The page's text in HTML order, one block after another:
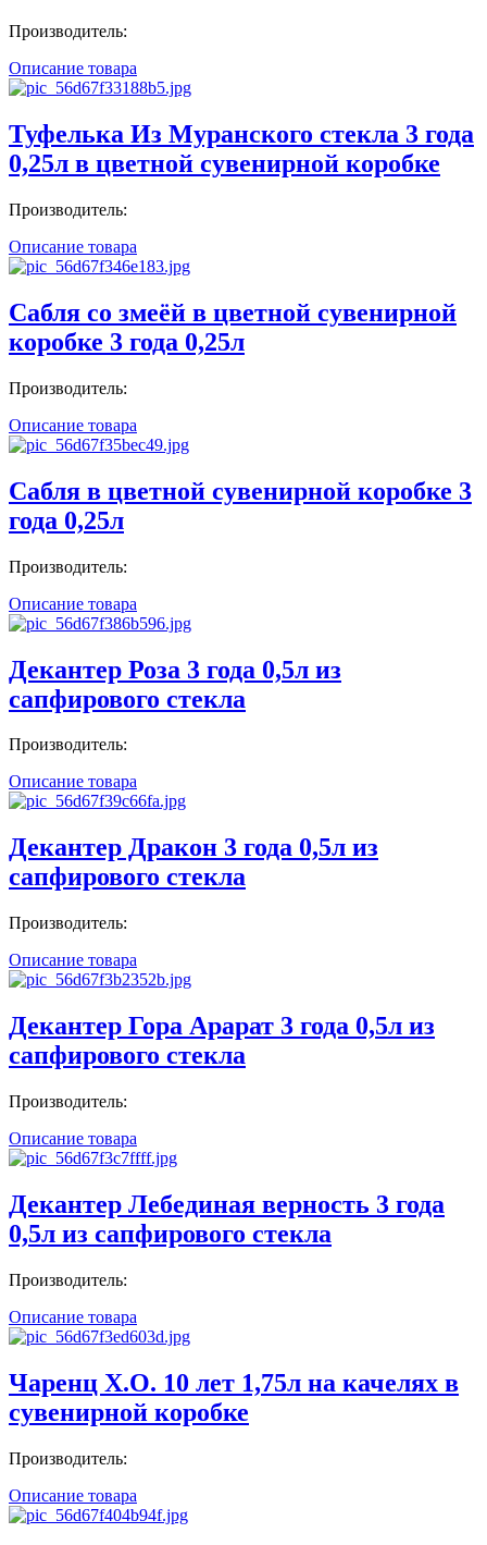
Производитель:
Описание товара
Туфелька Из Муранского стекла 3 года
0,25л в цветной сувенирной коробке
Производитель:
Описание товара
Сабля со змеёй в цветной сувенирной
коробке 3 года 0,25л
Производитель:
Описание товара
Сабля в цветной сувенирной коробке 3
года 0,25л
Производитель:
Описание товара
Декантер Роза 3 года 0,5л из
сапфирового стекла
Производитель:
Описание товара
Декантер Дракон 3 года 0,5л из
сапфирового стекла
Производитель:
Описание товара
Декантер Гора Арарат 3 года 0,5л из
сапфирового стекла
Производитель:
Описание товара
Декантер Лебединая верность 3 года
0,5л из сапфирового стекла
Производитель:
Описание товара
Чаренц X.O. 10 лет 1,75л на качелях в
сувенирной коробке
Производитель:
Описание товара